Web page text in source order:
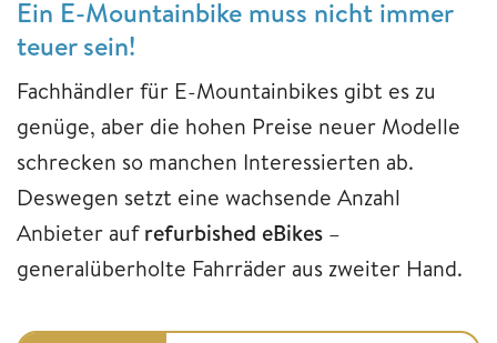
Ein E-Mountainbike muss nicht immer
teuer sein!
Fachhändler für E-Mountainbikes gibt es zu
genüge, aber die hohen Preise neuer Modelle
schrecken so manchen Interessierten ab.
Deswegen setzt eine wachsende Anzahl
Anbieter aufrefurbished eBikes –
generalüberholte Fahrräder aus zweiter Hand.